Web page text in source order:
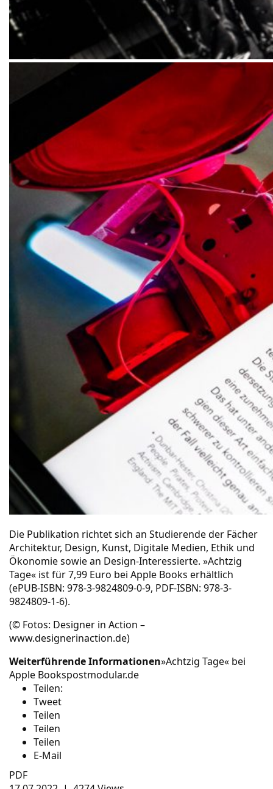
Die Publikation richtet sich an Studierende der Fächer
Architektur, Design, Kunst, Digitale Medien, Ethik und
Ökonomie sowie an Design-Interessierte. »Achtzig
Tage« ist für 7,99 Euro bei Apple Books erhältlich
(ePUB-ISBN: 978-3-9824809-0-9, PDF-ISBN: 978-3-
9824809-1-6).
(© Fotos: Designer in Action –
www.designerinaction.de)
Weiterführende Informationen»Achtzig Tage« bei
Apple Bookspostmodular.de
Teilen:
Tweet
Teilen
Teilen
Teilen
E-Mail
PDF